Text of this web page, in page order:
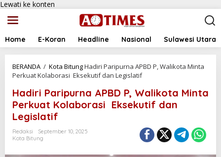
Lewati ke konten
Home E-Koran Headline Nasional Sulawesi Utara
BERANDA / Kota BitungHadiri Paripurna APBD P, Walikota Minta
Perkuat Kolaborasi Eksekutif dan Legislatif
Hadiri Paripurna APBD P, Walikota Minta
Perkuat Kolaborasi Eksekutif dan
Legislatif
Redaksi
September 10, 2025
Kota Bitung